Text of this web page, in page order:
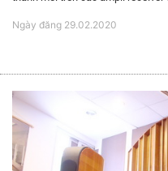
Ngày đăng 29.02.2020